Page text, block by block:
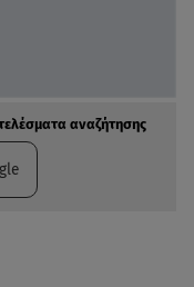
αναζήτησης